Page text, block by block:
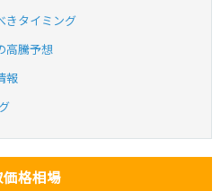
ディ対応！
当たりやすい穴場オリパ
料100連できる！
が50円
きタイミング
高騰予想
報
価格相場